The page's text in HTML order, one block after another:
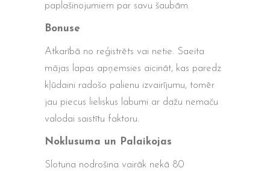
paplašinojumiem par savu šaubām.
Bonuse
Atkarībā no reģistrēts vai netie. Saeita
mājas lapas apņemsies aicināt, kas paredz
kļūdaini radošo palienu izvairījumu, tomēr
jau piecus lieliskus labumi ar dažu nemaču
valodai saistītu faktoru.
Noklusuma un Palaikojas
Slotuna nodrošina vairāk nekā 80